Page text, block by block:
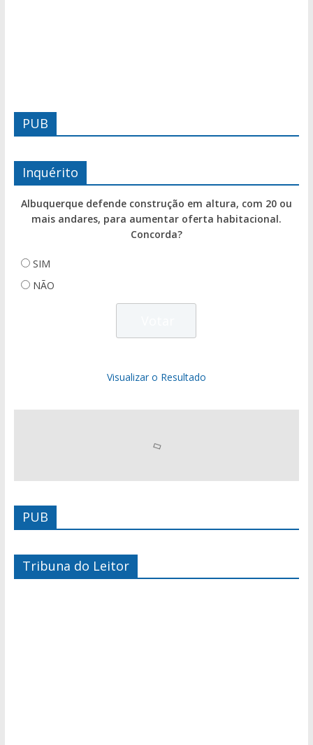
PUB
Inquérito
Albuquerque defende construção em altura, com 20 ou
mais andares, para aumentar oferta habitacional.
Concorda?
SIM
NÃO
Visualizar o Resultado
PUB
Tribuna do Leitor